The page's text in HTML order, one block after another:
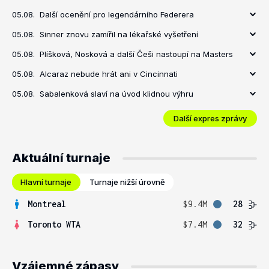
05.08. Další ocenění pro legendárního Federera
05.08. Sinner znovu zamířil na lékařské vyšetření
05.08. Plíšková, Nosková a další Češi nastoupí na Masters
05.08. Alcaraz nebude hrát ani v Cincinnati
05.08. Sabalenková slaví na úvod klidnou výhru
Další expres zprávy
Aktuální turnaje
Hlavní turnaje Turnaje nižší úrovně
Montreal $9.4M
28
Toronto WTA
$7.4M 32
Vzájemné zápasy